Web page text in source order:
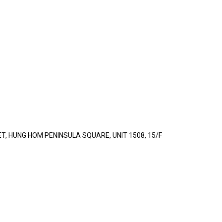
HUNG HOM PENINSULA SQUARE, UNIT 1508, 15/F